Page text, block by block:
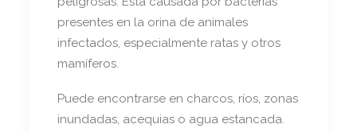
presentes en la orina de animales
infectados, especialmente ratas y otros
mamíferos.
Puede encontrarse en charcos, ríos, zonas
inundadas, acequias o agua estancada.